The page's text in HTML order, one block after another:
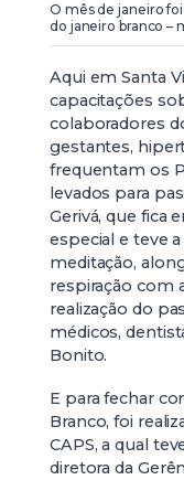
O mês de janeiro
do janeiro branco –
Aqui em Santa
capacitações
colaboradores
gestantes,
frequentam os
levados para
Gerivá, que fica
especial e teve
meditação,
respiração com
realização do
médicos,
Bonito.
E para fechar
Branco, foi
CAPS, a qual
diretora da